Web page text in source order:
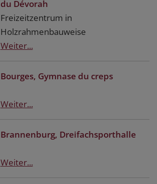
du Dévorah
Freizeitzentrum in
Holzrahmenbauweise
Weiter...
Bourges, Gymnase du creps
Weiter...
Brannenburg, Dreifachsporthalle
Weiter...